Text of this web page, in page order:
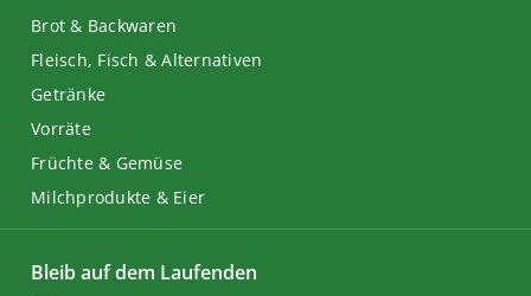
Brot & Backwaren
Fleisch, Fisch & Alternativen
Getränke
Vorräte
Früchte & Gemüse
Milchprodukte & Eier
Bleib auf dem Laufenden